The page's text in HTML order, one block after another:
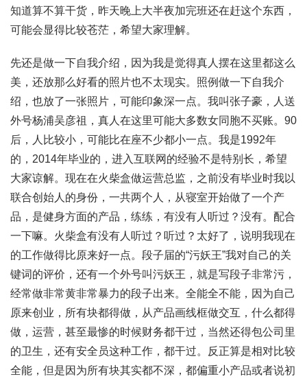
知道算不算干货，昨天晚上大半夜加完班还在赶这个东西，
可能会显得比较苍茫，希望大家理解。
先还是做一下自我介绍，因为我是觉得真人摆在这里都这么
美，还放那么好看的照片也不太现实。照例做一下自我介
绍，也放了一张照片，可能印象深一点。我叫张子豪，人送
外号杨浦吴彦祖，真人在这里可能大多数女同胞不买账。90
后，人比较小，可能比在座不少都小一点。我是1992年
的，2014年毕业的，进入互联网的经验不是特别长，希望
大家谅解。现在在火柴盒做运营总监，之前没有毕业时我以
联合创始人的身份，一共两个人，从寝室开始做了一个产
品，是健身方面的产品，练练，有没有人听过？没有。配合
一下嘛。火柴盒有没有人听过？听过？太好了，说明我现在
的工作做得比原来好一点。段子届的“污妖王”我对自己的关
键词的评价，还有一个外号叫污妖王，就是写段子非常污，
经常做非常黄非常暴力的段子出来。全能全不能，因为自己
原来创业，所有块都得做，从产品画线框做交互，什么都得
做，运营，甚至最惨的时候财务都干过，当然还得包公司里
的卫生，还有安全员这种工作，都干过。反正算是相对比较
全能，但是因为所有块其实都不深，都偏重小产品或者说初